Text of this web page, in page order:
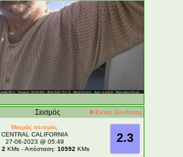
Σεισμός Εκτός Σύνδεσης
2.3
Μικρός σεισμός
CENTRAL CALIFORNIA
27-06-2023 @ 05:49
2 KMs - Απόσταση: 10592 KMs